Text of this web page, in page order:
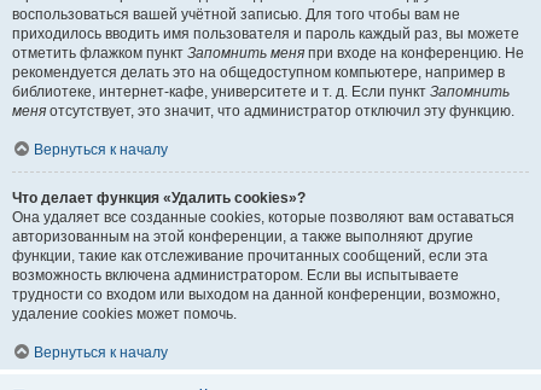
воспользоваться вашей учётной записью. Для того чтобы вам не
приходилось вводить имя пользователя и пароль каждый раз, вы можете
отметить флажком пункт Запомнить меня при входе на конференцию. Не
рекомендуется делать это на общедоступном компьютере, например в
библиотеке, интернет-кафе, университете и т. д. Если пункт Запомнить
меня отсутствует, это значит, что администратор отключил эту функцию.
Вернуться к началу
Что делает функция «Удалить cookies»?
Она удаляет все созданные cookies, которые позволяют вам оставаться
авторизованным на этой конференции, а также выполняют другие
функции, такие как отслеживание прочитанных сообщений, если эта
возможность включена администратором. Если вы испытываете
трудности со входом или выходом на данной конференции, возможно,
удаление cookies может помочь.
Вернуться к началу